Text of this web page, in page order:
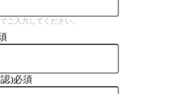
ご入力してください。
)必須